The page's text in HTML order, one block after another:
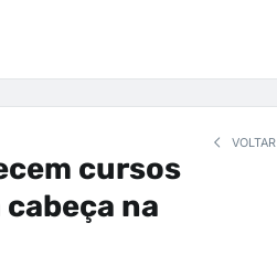
VOLTAR
cursos
na